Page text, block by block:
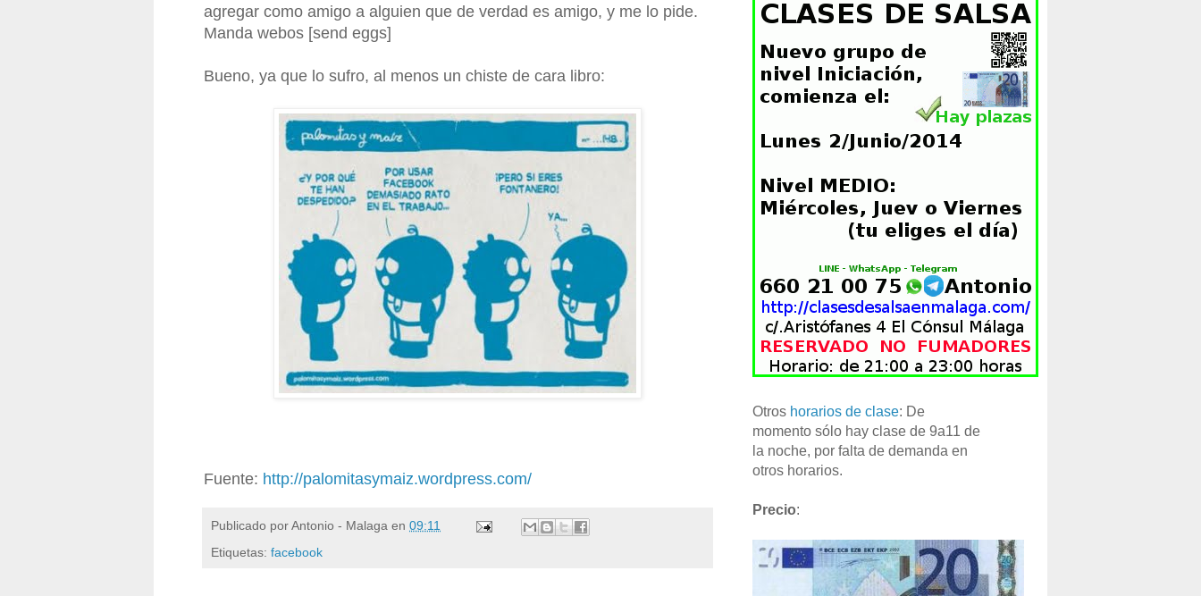
agregar como amigo a alguien que de verdad es amigo, y me lo pide.
Manda webos [send eggs]
Bueno, ya que lo sufro, al menos un chiste de cara libro:
Fuente: http://palomitasymaiz.wordpress.com/
Publicado porAntonio - Malaga en 09:11
Etiquetas: facebook
Otros horarios de clase: De
momento sólo hay clase de 9a11 de
la noche, por falta de demanda en
otros horarios.
Precio: